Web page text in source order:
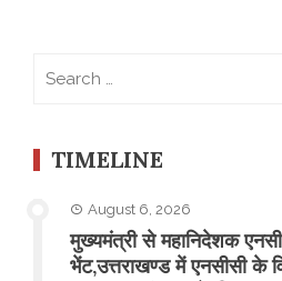
TIMELINE
August 6, 2026
मुख्यमंत्री से महानिदेशक
भेंट,उत्तराखण्ड में एनसीसी के